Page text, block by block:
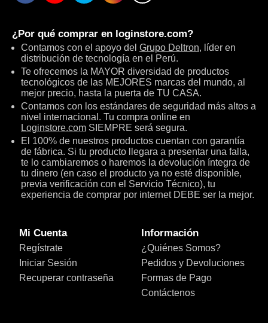
¿Por qué comprar en loginstore.com?
Contamos con el apoyo del Grupo Deltron, líder en
distribución de tecnología en el Perú.
Te ofrecemos la MAYOR diversidad de productos
tecnológicos de las MEJORES marcas del mundo, al
mejor precio, hasta la puerta de TU CASA.
Contamos con los estándares de seguridad más altos a
nivel internacional. Tu compra online en
Loginstore.com SIEMPRE será segura.
El 100% de nuestros productos cuentan con garantía
de fábrica. Si tu producto llegara a presentar una falla,
te lo cambiaremos o haremos la devolución íntegra de
tu dinero (en caso el producto ya no esté disponible,
previa verificación con el Servicio Técnico), tu
experiencia de comprar por internet DEBE ser la mejor.
Mi Cuenta
Regístrate
Iniciar Sesión
Recuperar contraseña
Información
¿Quiénes Somos?
Pedidos y Devoluciones
Formas de Pago
Contáctenos